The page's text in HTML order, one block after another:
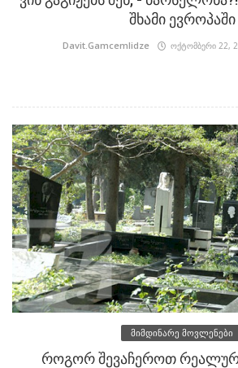
შხამი ევროპაში
Davit.Gamcemlidze ოქტომბერი 22,
მიმდინარე მოვლენები
როგორ შევაჩეროთ